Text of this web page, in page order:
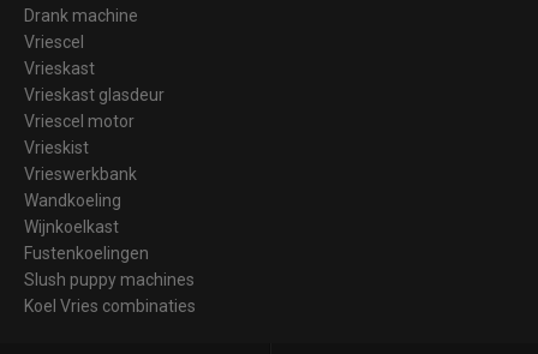
Drank machine
Vriescel
Vrieskast
Vrieskast glasdeur
Vriescel motor
Vrieskist
Vrieswerkbank
Wandkoeling
Wijnkoelkast
Fustenkoelingen
Slush puppy machines
Koel Vries combinaties